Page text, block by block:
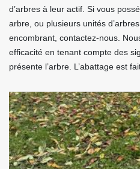
d’arbres à leur actif. Si vous
arbre, ou plusieurs unités
encombrant, contactez-nous.
efficacité en tenant compte des
présente l’arbre. L’abattage est